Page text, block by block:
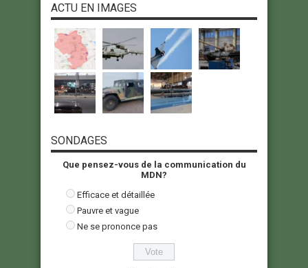
ACTU EN IMAGES
SONDAGES
Que pensez-vous de la communication du
MDN?
Efficace et détaillée
Pauvre et vague
Ne se prononce pas